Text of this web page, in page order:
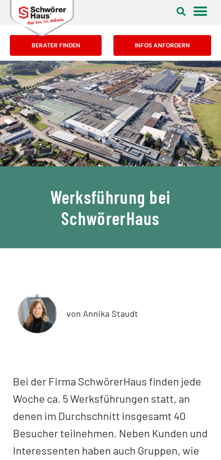
BERATER FINDEN INFOS ANFORDERN
Werksführung bei
SchwörerHaus
von Annika Staudt
Bei der Firma SchwörerHaus finden jede
Woche ca. 5 Werksführungen statt, an
denen im Durchschnitt insgesamt 40
Besucher teilnehmen. Neben Kunden und
Interessenten haben auch Gruppen, wie